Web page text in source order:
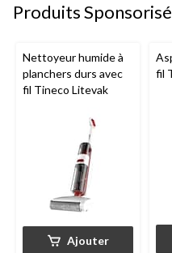
Produits
Nettoyeur humide à
planchers durs avec
fil Tineco Litevak
Ajouter
fil